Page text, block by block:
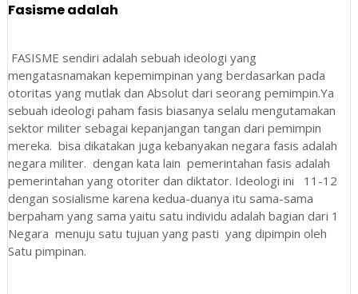
Fasisme adalah
FASISME sendiri adalah sebuah ideologi yang
mengatasnamakan kepemimpinan yang berdasarkan pada
otoritas yang mutlak dan Absolut dari seorang pemimpin.Ya
sebuah ideologi paham fasis biasanya selalu mengutamakan
sektor militer sebagai kepanjangan tangan dari pemimpin
mereka. bisa dikatakan juga kebanyakan negara fasis adalah
negara militer. dengan kata lain pemerintahan fasis adalah
pemerintahan yang otoriter dan diktator. Ideologi ini 11-12
dengan sosialisme karena kedua-duanya itu sama-sama
berpaham yang sama yaitu satu individu adalah bagian dari 1
Negara menuju satu tujuan yang pasti yang dipimpin oleh
Satu pimpinan.